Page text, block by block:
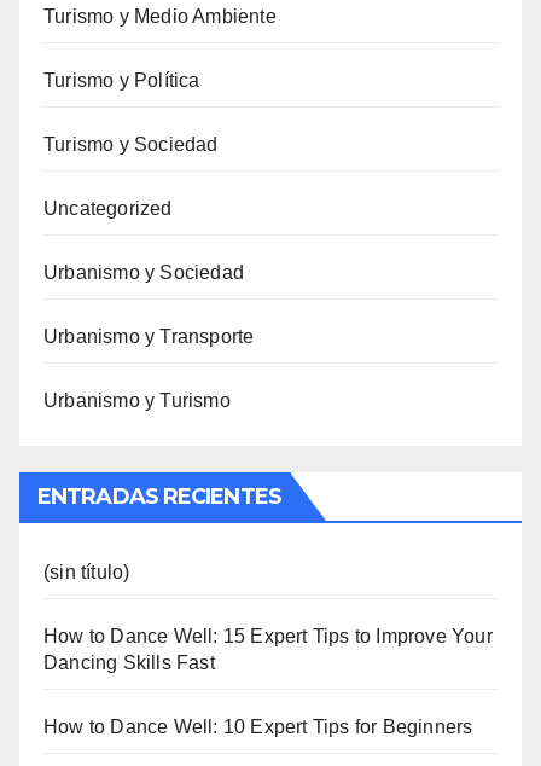
Turismo y Medio Ambiente
Turismo y Política
Turismo y Sociedad
Uncategorized
Urbanismo y Sociedad
Urbanismo y Transporte
Urbanismo y Turismo
ENTRADAS RECIENTES
(sin título)
How to Dance Well: 15 Expert Tips to Improve Your
Dancing Skills Fast
How to Dance Well: 10 Expert Tips for Beginners